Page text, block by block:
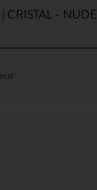
| CRISTAL - NUDE